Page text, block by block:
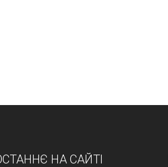
НА САЙТІ